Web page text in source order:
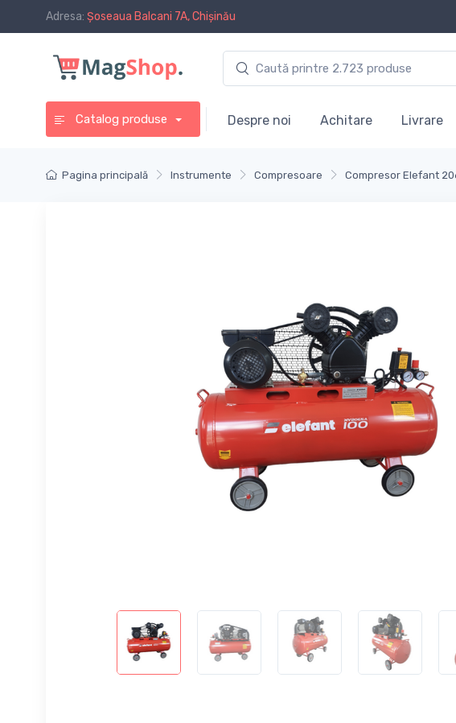
Adresa: Șoseaua Balcani 7A, Chișinău
Catalog produse Despre noi Achitare Livrare
Pagina principală Instrumente Compresoare Compresor Elefant